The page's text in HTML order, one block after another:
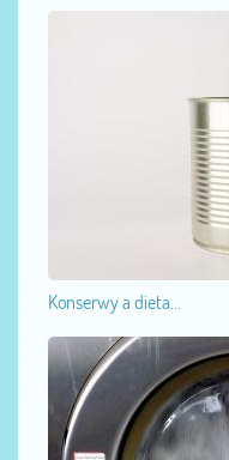
Konserwy a dieta...